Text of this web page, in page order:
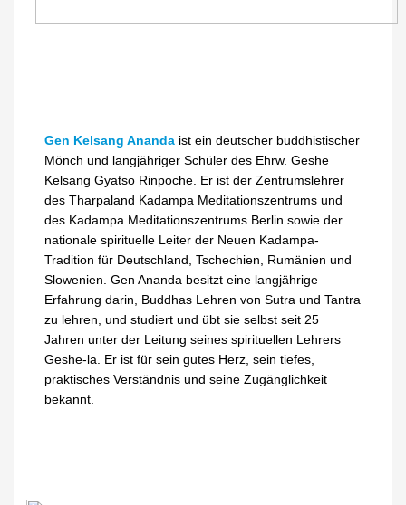
Gen Kelsang Ananda ist ein deutscher buddhistischer
Mönch und langjähriger Schüler des Ehrw. Geshe
Kelsang Gyatso Rinpoche. Er ist der Zentrumslehrer
des Tharpaland Kadampa Meditationszentrums und
des Kadampa Meditationszentrums Berlin sowie der
nationale spirituelle Leiter der Neuen Kadampa-
Tradition für Deutschland, Tschechien, Rumänien und
Slowenien. Gen Ananda besitzt eine langjährige
Erfahrung darin, Buddhas Lehren von Sutra und Tantra
zu lehren, und studiert und übt sie selbst seit 25
Jahren unter der Leitung seines spirituellen Lehrers
Geshe-la. Er ist für sein gutes Herz, sein tiefes,
praktisches Verständnis und seine Zugänglichkeit
bekannt.